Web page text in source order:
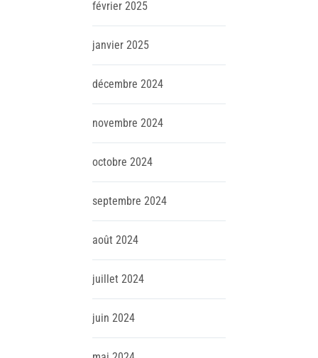
février 2025
janvier 2025
décembre 2024
novembre 2024
octobre 2024
septembre 2024
août 2024
juillet 2024
juin 2024